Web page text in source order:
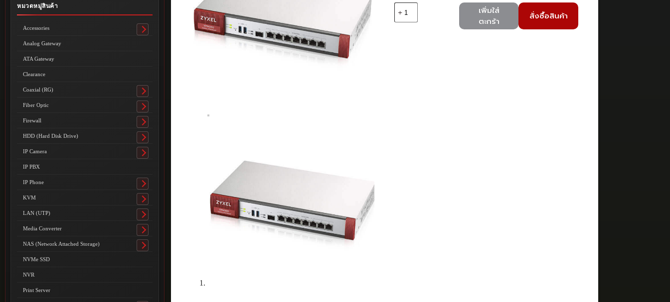
เพิ่มใส่
ตะกร้า
สั่งซื้อสินค้า
หมวดหมู่สินค้า
Accessories
Toggle
Analog Gateway
ATA Gateway
Clearance
Coaxial (RG)
Toggle
submenu
Fiber Optic
Toggle
submenu
Firewall
Toggle
submenu
HDD (Hard Disk Drive)
Toggle
submenu
IP Camera
Toggle
IP PBX
IP Phone
Toggle
submenu
KVM
Toggle
submenu
LAN (UTP)
Toggle
submenu
Media Converter
Toggle
submenu
NAS (Network Attached Storage)
Toggle
NVMe SSD
NVR
Print Server